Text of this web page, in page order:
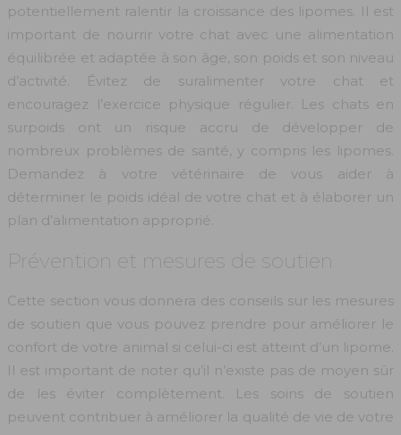
potentiellement ralentir la croissance des lipomes. Il est
important de nourrir votre chat avec une alimentation
équilibrée et adaptée à son âge, son poids et son niveau
d’activité. Évitez de suralimenter votre chat et
encouragez l’exercice physique régulier. Les chats en
surpoids ont un risque accru de développer de
nombreux problèmes de santé, y compris les lipomes.
Demandez à votre vétérinaire de vous aider à
déterminer le poids idéal de votre chat et à élaborer un
plan d’alimentation approprié.
Prévention et mesures de soutien
Cette section vous donnera des conseils sur les mesures
de soutien que vous pouvez prendre pour améliorer le
confort de votre animal si celui-ci est atteint d’un lipome.
Il est important de noter qu’il n’existe pas de moyen sûr
de les éviter complètement. Les soins de soutien
peuvent contribuer à améliorer la qualité de vie de votre